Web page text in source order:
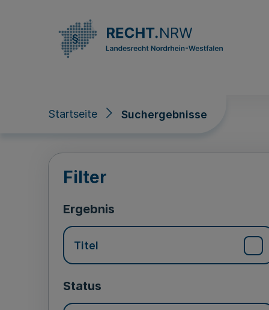
Startseite Suchergebnisse
Suchergebnisse
Filter
Ergebnis
Titel
Status